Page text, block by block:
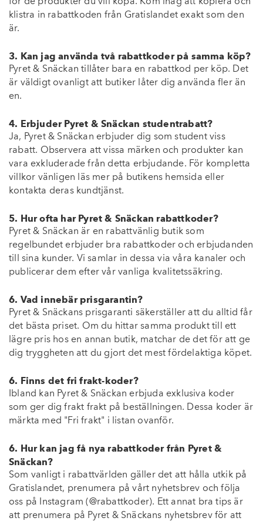
klistra in rabattkoden från Gratislandet exakt som den
är.
3. Kan jag använda två rabattkoder på samma köp?
Pyret & Snäckan tillåter bara en rabattkod per köp. Det
är väldigt ovanligt att butiker låter dig använda fler än
en.
4. Erbjuder Pyret & Snäckan studentrabatt?
Ja, Pyret & Snäckan erbjuder dig som student viss
rabatt. Observera att vissa märken och produkter kan
vara exkluderade från detta erbjudande. För kompletta
villkor vänligen läs mer på butikens hemsida eller
kontakta deras kundtjänst.
5. Hur ofta har Pyret & Snäckan rabattkoder?
Pyret & Snäckan är en rabattvänlig butik som
regelbundet erbjuder bra rabattkoder och erbjudanden
till sina kunder. Vi samlar in dessa via våra kanaler och
publicerar dem efter vår vanliga kvalitetssäkring.
6. Vad innebär prisgarantin?
Pyret & Snäckans prisgaranti säkerställer att du alltid får
det bästa priset. Om du hittar samma produkt till ett
lägre pris hos en annan butik, matchar de det för att ge
dig tryggheten att du gjort det mest fördelaktiga köpet.
6. Finns det fri frakt-koder?
Ibland kan Pyret & Snäckan erbjuda exklusiva koder
som ger dig frakt frakt på beställningen. Dessa koder är
märkta med "Fri frakt" i listan ovanför.
6. Hur kan jag få nya rabattkoder från Pyret &
Snäckan?
Som vanligt i rabattvärlden gäller det att hålla utkik på
Gratislandet, prenumera på vårt nyhetsbrev och följa
oss på Instagram (@rabattkoder). Ett annat bra tips är
att prenumera på Pyret & Snäckans nyhetsbrev för att